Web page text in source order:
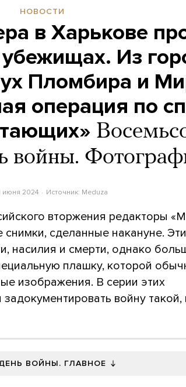
НОВОСТИ
в Харькове
Из
Пломбира и
операция по
войны.
июня 2024 Источник: Meduza
вторжения редакторы
сделанные накануне.
насилия и смерти, однако
плашку, которой
изображения. В серии этих
войну такой,
ВОЙНЫ. ГЛАВНОЕ